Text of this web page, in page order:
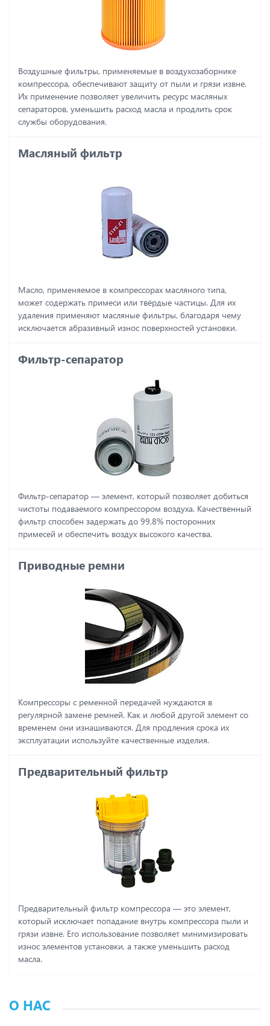
Воздушные фильтры, применяемые в воздухозаборнике
компрессора, обеспечивают защиту от пыли и грязи извне.
Их применение позволяет увеличить ресурс масляных
сепараторов, уменьшить расход масла и продлить срок
службы оборудования.
Масляный фильтр
Масло, применяемое в компрессорах масляного типа,
может содержать примеси или твёрдые частицы. Для их
удаления применяют масляные фильтры, благодаря чему
исключается абразивный износ поверхностей установки.
Фильтр-сепаратор
Фильтр-сепаратор ― элемент, который позволяет добиться
чистоты подаваемого компрессором воздуха. Качественный
фильтр способен задержать до 99,8% посторонних
примесей и обеспечить воздух высокого качества.
Приводные ремни
Компрессоры с ременной передачей нуждаются в
регулярной замене ремней. Как и любой другой элемент со
временем они изнашиваются. Для продления срока их
эксплуатации используйте качественные изделия.
Предварительный фильтр
Предварительный фильтр компрессора ― это элемент,
который исключает попадание внутрь компрессора пыли и
грязи извне. Его использование позволяет минимизировать
износ элементов установки, а также уменьшить расход
масла.
О НАС